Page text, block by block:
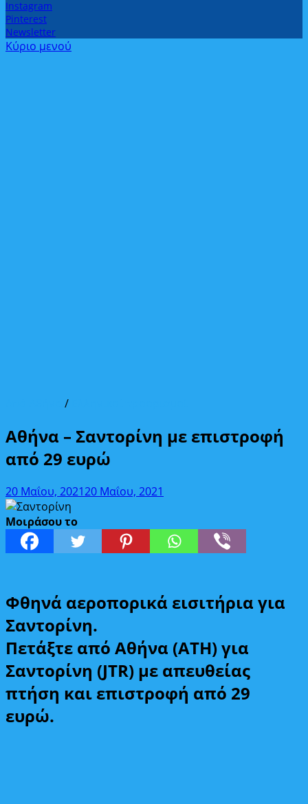
Instagram
Pinterest
Newsletter
Κύριο μενού
/
Αθήνα – Σαντορίνη με επιστροφή
από 29 ευρώ
20 Μαΐου, 202120 Μαΐου, 2021
Μοιράσου το
Φθηνά αεροπορικά εισιτήρια για
Σαντορίνη.
Πετάξτε από Αθήνα (ATH) για
Σαντορίνη (JTR) με απευθείας
πτήση και επιστροφή από 29
ευρώ.